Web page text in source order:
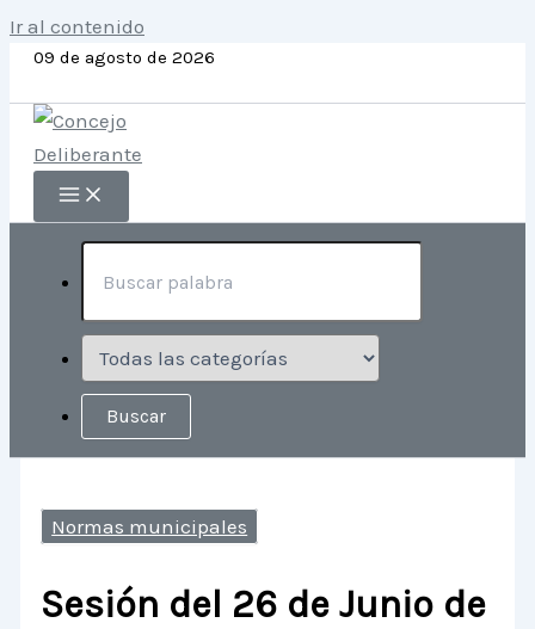
Ir al contenido
09 de agosto de 2026
Normas municipales
Sesión del 26 de Junio de